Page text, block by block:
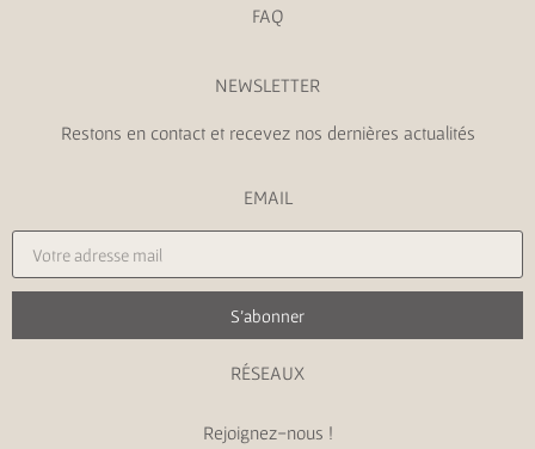
FAQ
NEWSLETTER
Restons en contact et recevez nos dernières actualités
EMAIL
S'abonner
RÉSEAUX
Rejoignez-nous !